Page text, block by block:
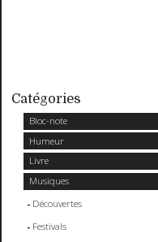
Catégories
Bloc-note
Humeur
Livre
Musiques
Découvertes
Festivals